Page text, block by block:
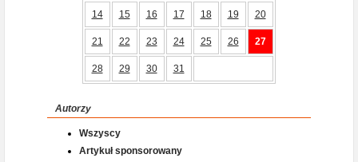
14 15 16 17 18 19 20
21 22 23 24 25 26 27
28 29 30 31
Autorzy
Wszyscy
Artykuł sponsorowany